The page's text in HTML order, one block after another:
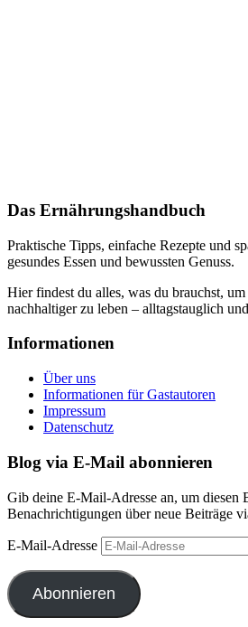
Das Ernährungshandbuch
Praktische Tipps, einfache Rezepte und
gesundes Essen und bewussten Genuss.
Hier findest du alles, was du brauchst, um
nachhaltiger zu leben – alltagstauglich
Informationen
Über uns
Informationen für Gastautoren
Impressum
Datenschutz
Blog via E-Mail abonnieren
Gib deine E-Mail-Adresse an, um diesen
Benachrichtigungen über neue Beiträge
E-Mail-Adresse
Abonnieren